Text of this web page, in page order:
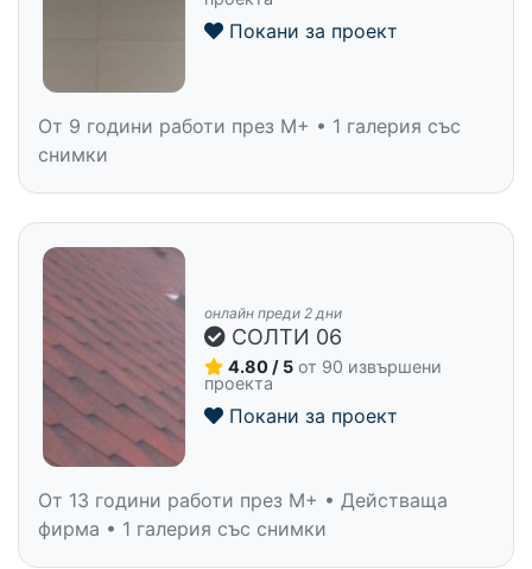
Покани за проект
От 9 години работи през M+ • 1 галерия със
снимки
онлайн преди 2 дни
СОЛТИ 06
4.80 / 5 от 90 извършени
проекта
Покани за проект
От 13 години работи през M+ • Действаща
фирма • 1 галерия със снимки